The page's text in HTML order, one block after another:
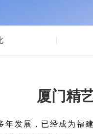
厦门精
发展，已经成为福